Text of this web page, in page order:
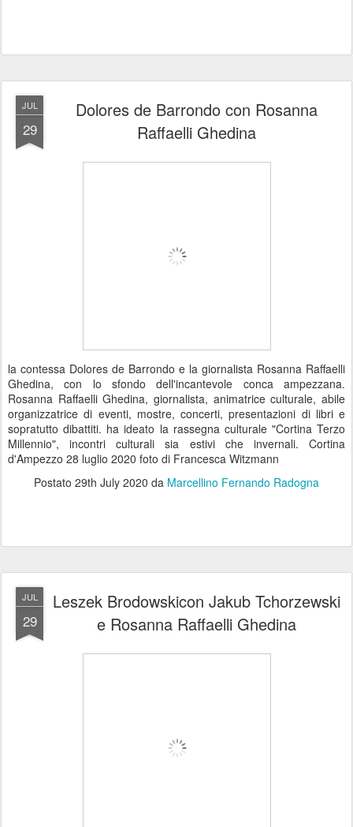
JUL
29
Dolores de Barrondo con Rosanna
Raffaelli Ghedina
la contessa Dolores de Barrondo e la giornalista Rosanna Raffaelli
Ghedina, con lo sfondo dell'incantevole conca ampezzana.
Rosanna Raffaelli Ghedina, giornalista, animatrice culturale, abile
organizzatrice di eventi, mostre, concerti, presentazioni di libri e
sopratutto dibattiti. ha ideato la rassegna culturale "Cortina Terzo
Millennio", incontri culturali sia estivi che invernali. Cortina
d'Ampezzo 28 luglio 2020 foto di Francesca Witzmann
Postato 29th July 2020 da Marcellino Fernando Radogna
JUL
29
Leszek Brodowskicon Jakub Tchorzewski
e Rosanna Raffaelli Ghedina